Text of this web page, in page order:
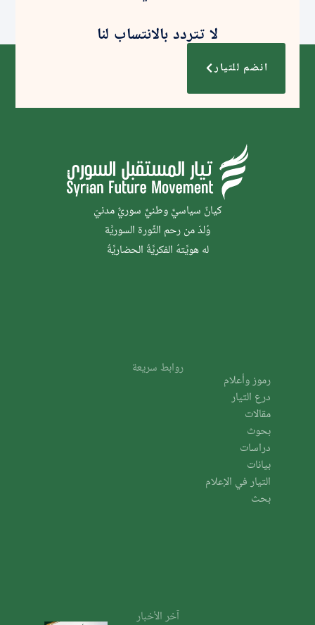
لا تتردد بالانتساب لنا
انضم للتيار
كيانٌ سياسيٌّ وطنيٌّ سوريٌّ مدنيّ
وُلدَ من رحم الثَّورة السوريَّة
له هويَّتهُ الفكريَّةُ الحضاريَّةُ
روابط سريعة
رموز وأعلام
درع التيار
مقالات
بحوث
دراسات
بيانات
التيار في الإعلام
بحث
آخر الأخبار